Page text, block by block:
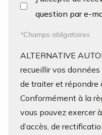
question par e-
*Champs obligatoires
ALTERNATIVE
recueillir vos
de traiter et répondre
Conformément à la
vous pouvez exercer
d’accès, de